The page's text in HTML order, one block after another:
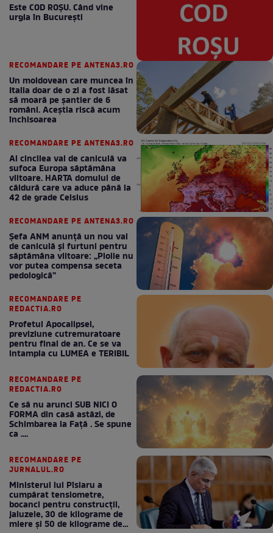
Este COD ROŞU. Când vine
urgia în Bucureşti
RECOMANDARE PE ANTENA3.RO
Un moldovean care muncea în
Italia doar de o zi a fost lăsat
să moară pe şantier de 6
români. Aceștia riscă acum
închisoarea
RECOMANDARE PE ANTENA3.RO
Al cincilea val de caniculă va
sufoca Europa săptămâna
viitoare. HARTA domului de
căldură care va aduce până la
42 de grade Celsius
RECOMANDARE PE ANTENA3.RO
Șefa ANM anunță un nou val
de caniculă și furtuni pentru
săptămâna viitoare: „Ploile nu
vor putea compensa seceta
pedologică”
RECOMANDARE PE
REDACTIA.RO
Profetul Apocalipsei,
previziune cutremuratoare
pentru final de an. Ce se va
intampla cu LUMEA e TERIBIL
RECOMANDARE PE
REDACTIA.RO
Ce să nu arunci SUB NICI O
FORMA din casă astăzi, de
Schimbarea la Față . Se spune
ca ....
RECOMANDARE PE
JURNALUL.RO
Ministerul lui Pîslaru a
cumpărat tensiometre,
bocanci pentru construcții,
jaluzele, 30 de kilograme de
miere și 50 de kilograme de